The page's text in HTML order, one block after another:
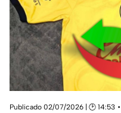
Publicado 02/07/2026 | 🕑 14:53